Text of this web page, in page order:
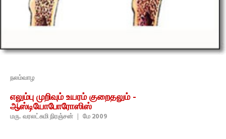
நலம்வாழ
எலும்பு முறிவும் உயரம் குறைதலும் -
ஆஸ்டியோபோரோஸிஸ்
மரு. வரலட்சுமி நிரஞ்சன் | மே 2009